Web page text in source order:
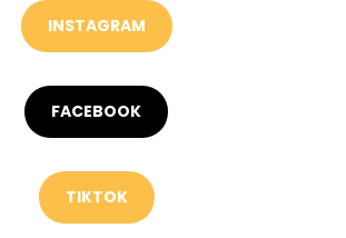
INSTAGRAM
FACEBOOK
TIKTOK